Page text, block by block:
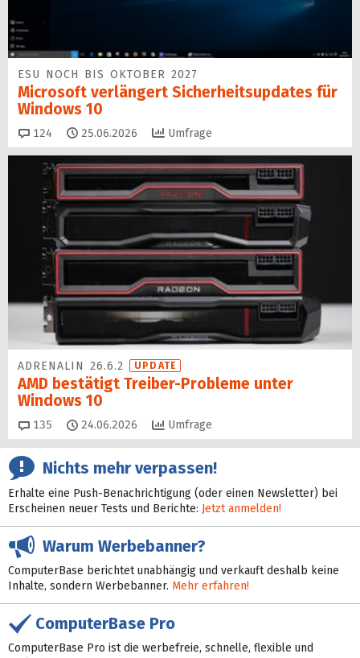
ESU NOCH BIS OKTOBER 2027
Microsoft verlängert Sicherheitsupdates für
Windows 10
124 Kommentare
25.06.2026 Umfrage
ADRENALIN 26.6.2 UPDATE
AMD bestätigt Treiber-Probleme unter
Windows 10
135 Kommentare
24.06.2026 Umfrage
Nichts mehr verpassen!
Erhalte eine Push-Benachrichtigung (oder einen Newsletter) bei
Erscheinen neuer Tests und Berichte: Jetzt anmelden!
Warum Werbebanner?
ComputerBase berichtet unabhängig und verkauft deshalb keine
Inhalte, sondern Werbebanner. Mehr erfahren!
ComputerBase Pro
ComputerBase Pro ist die werbefreie, schnelle, flexible und